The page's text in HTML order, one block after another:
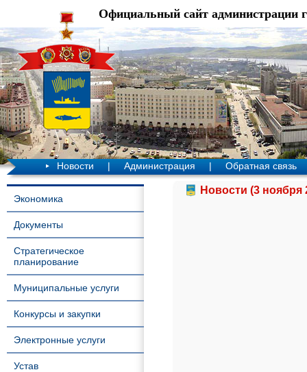
Официальный сайт администрации
Новости | Администрация | Обратная связь
Экономика
Документы
Стратегическое
планирование
Муниципальные услуги
Конкурсы и закупки
Электронные услуги
Устав
Новости (3 ноября